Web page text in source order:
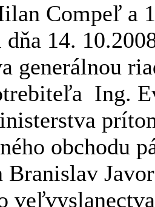
Compeľ a
14.
generálnou
Ing.
obchodu
Branislav